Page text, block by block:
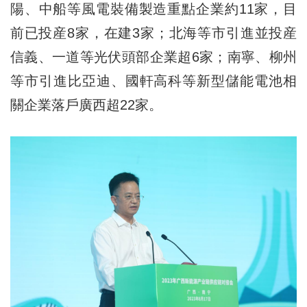
陽、中船等風電裝備製造重點企業約11家，目
前已投産8家，在建3家；北海等市引進並投産
信義、一道等光伏頭部企業超6家；南寧、柳州
等市引進比亞迪、國軒高科等新型儲能電池相
關企業落戶廣西超22家。